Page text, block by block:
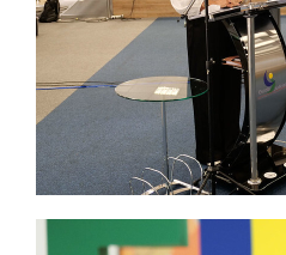
Governança de TI
Gestão Estratégica
Governança das
Rede de Governança
Gestão de Riscos
Assessoria de Governança